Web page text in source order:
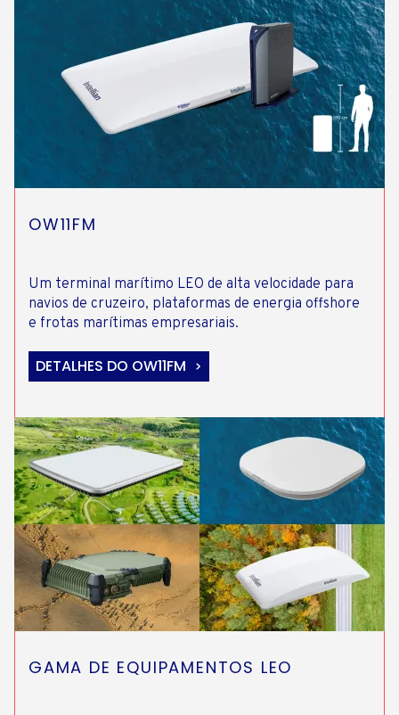
OW11FM
Um terminal marítimo LEO de alta velocidade para
navios de cruzeiro, plataformas de energia offshore
e frotas marítimas empresariais.
DETALHES DO OW11FM
GAMA DE EQUIPAMENTOS LEO